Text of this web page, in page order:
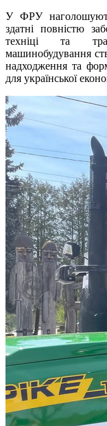
У ФРУ
здатні повністю
техніці та
машинобудування
надходження та
для української